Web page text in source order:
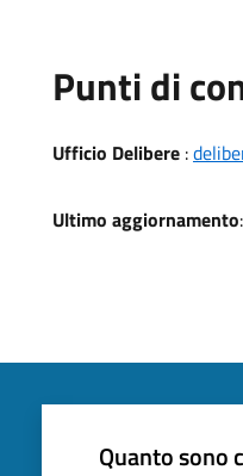
Punti di
Ufficio Delibere :
Ultimo aggiornamento
Quanto sono